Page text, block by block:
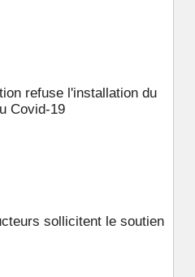
refuse l'installation du
Covid-19
sollicitent le soutien